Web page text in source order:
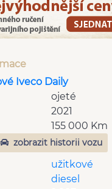
Iveco Daily
ojeté
2021
155 000 Km
zobrazit historii vozu
užitkové
diesel